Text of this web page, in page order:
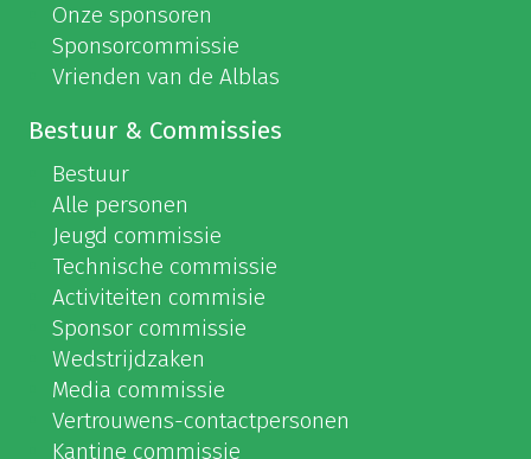
Onze sponsoren
Sponsorcommissie
Vrienden van de Alblas
Bestuur & Commissies
Bestuur
Alle personen
Jeugd commissie
Technische commissie
Activiteiten commisie
Sponsor commissie
Wedstrijdzaken
Media commissie
Vertrouwens-contactpersonen
Kantine commissie